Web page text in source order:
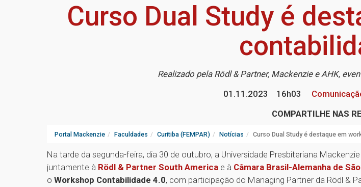
Curso Dual Study é
Realizado pela Rödl & Partner, Mackenzie e AHK,
01.11.2023
16h03
COMPARTILHE NAS
Portal Mackenzie Faculdades Curitiba (FEMPAR) Notícias Curso Dual Study é destaque em
Na tarde da segunda-feira, dia 30 de outubro, a Universidade Presbiteriana
juntamente à Rödl & Partner South America e à Câmara Brasil-Alemanha de
o Workshop Contabilidade 4.0, com participação do Managing Partner da Rödl &